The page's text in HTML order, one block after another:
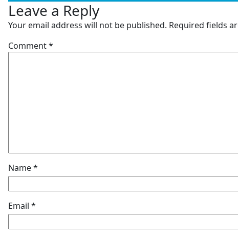
Leave a Reply
Your email address will not be published. Required fields
Comment*
Name*
Email *